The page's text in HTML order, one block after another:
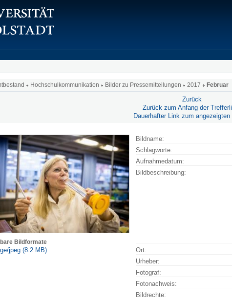
Hochschulkommunikation Bilder zu Pressemitteilungen 2017 Februar
Zurück
Zurück zum Anfang der
Dauerhafter Link zum angezeigten
Bildformate
jpeg (8.2 MB)
Bildname:
Schlagworte:
Aufnahmedatum:
Bildbeschreibung:
Ort:
Urheber:
Fotograf:
Fotonachweis:
Bildrechte: